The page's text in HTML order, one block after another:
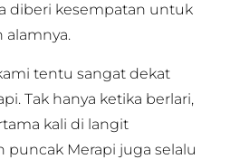
diberi kesempatan untuk
alamnya.
tentu sangat dekat
Tak hanya ketika berlari,
kali di langit
puncak Merapi juga selalu